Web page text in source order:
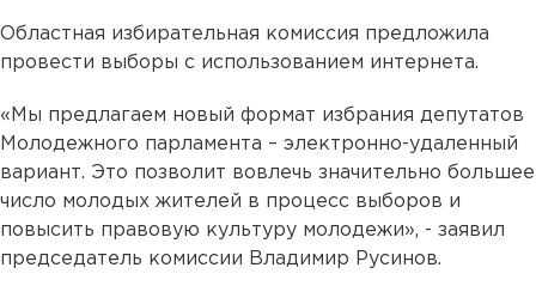
Областная избирательная комиссия предложила
провести выборы с использованием интернета.
«Мы предлагаем новый формат избрания депутатов
Молодежного парламента – электронно-удаленный
вариант. Это позволит вовлечь значительно большее
число молодых жителей в процесс выборов и
повысить правовую культуру молодежи», - заявил
председатель комиссии Владимир Русинов.